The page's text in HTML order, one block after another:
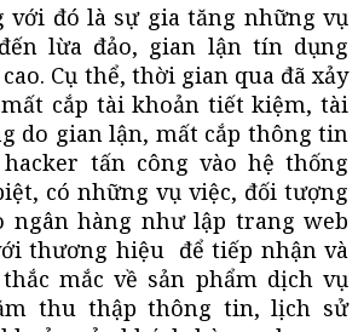
với đó là sự gia tăng những vụ
lừa đảo, gian lận tín dụng
Cụ thể, thời gian qua đã xảy
cắp tài khoản tiết kiệm, tài
do gian lận, mất cắp thông tin
tấn công vào hệ thống
có những vụ việc, đối tượng
ngân hàng như lập trang web
thương hiệu để tiếp nhận và
mắc về sản phẩm dịch vụ
thu thập thông tin, lịch sử